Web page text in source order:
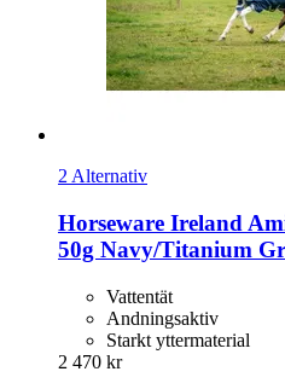
2 Alternativ
Horseware Ireland
50g Navy/Titanium
Vattentät
Andningsaktiv
Starkt yttermaterial
2 470 kr